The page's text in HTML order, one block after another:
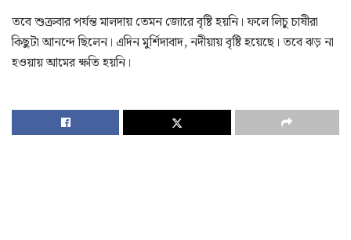
তবে শুক্রবার পর্যন্ত মালদায় তেমন জোরে বৃষ্টি হয়নি। ফলে লিচু চাষীরা
কিছুটা আনন্দে ছিলেন। এদিন মুর্শিদাবাদ, নদীয়ায় বৃষ্টি হয়েছে। তবে ঝড় না
হওয়ায় আমের ক্ষতি হয়নি।